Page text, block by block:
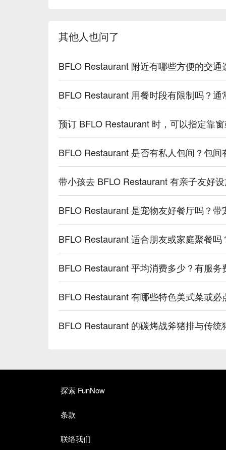
【芬提曼】天然植物萃取，氣泡細膩
【冰滴咖啡】冰涼爽口，咖啡香濃
【Craft Beers】多種風味，微醺解膩
【Selected red & white wines】層次豐富，回味無
其他人也问了
BFLO Restaurant 附近有哪些方便的交通
BFLO Restaurant 用餐时段有限制吗？通
预订 BFLO Restaurant 时，可以指定靠
BFLO Restaurant 是否有私人包间？包间
带小孩去 BFLO Restaurant 有亲子友好
BFLO Restaurant 是宠物友好餐厅吗？带
BFLO Restaurant 适合朋友或家庭聚餐吗
BFLO Restaurant 平均消费多少？有服务
BFLO Restaurant 有哪些特色美式菜或必
BFLO Restaurant 的碳烤战斧猪排与传统
探索 FunNow
条款
联络我们